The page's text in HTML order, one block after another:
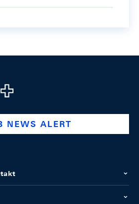
company/swiss-national-
@swissnationalbank
NEWS ALERT